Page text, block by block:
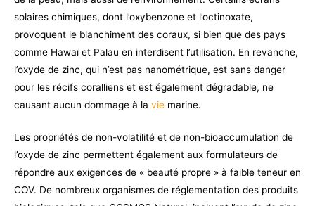
solaires chimiques, dont l’oxybenzone et l’octinoxate,
provoquent le blanchiment des coraux, si bien que des pays
comme Hawaï et Palau en interdisent l’utilisation. En revanche,
l’oxyde de zinc, qui n’est pas nanométrique, est sans danger
pour les récifs coralliens et est également dégradable, ne
causant aucun dommage à la vie marine.
Les propriétés de non-volatilité et de non-bioaccumulation de
l’oxyde de zinc permettent également aux formulateurs de
répondre aux exigences de « beauté propre » à faible teneur en
COV. De nombreux organismes de réglementation des produits